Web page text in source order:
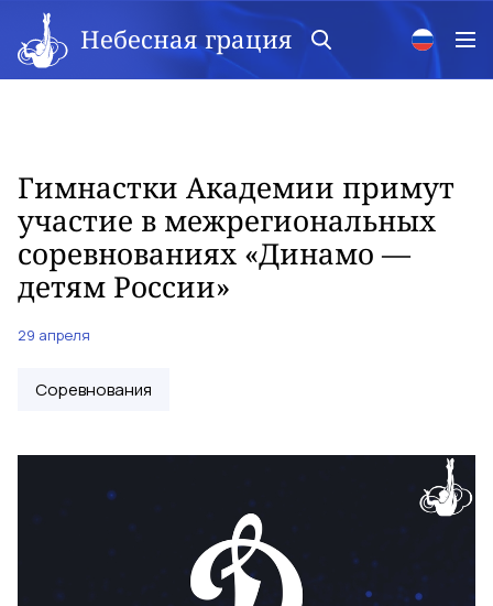
Небесная грация
Гимнастки Академии примут
участие в межрегиональных
соревнованиях «Динамо —
детям России»
29 апреля
Соревнования